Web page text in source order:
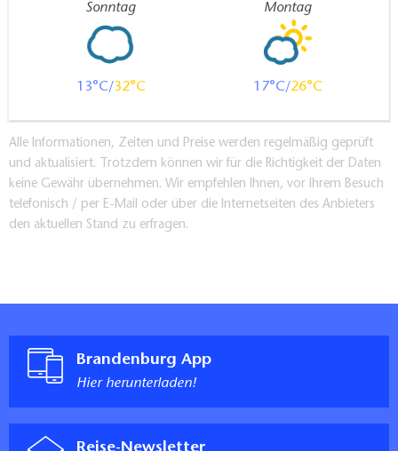
Sonntag
13 32
Montag
17 26
Alle Informationen, Zeiten und Preise werden regelmäßig geprüft
und aktualisiert. Trotzdem können wir für die Richtigkeit der Daten
keine Gewähr übernehmen. Wir empfehlen Ihnen, vor Ihrem Besuch
telefonisch / per E-Mail oder über die Internetseiten des Anbieters
den aktuellen Stand zu erfragen.
Brandenburg App
Hier herunterladen!